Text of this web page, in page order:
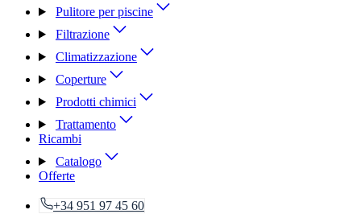
Pulitore per piscine
Filtrazione
Climatizzazione
Coperture
Prodotti chimici
Trattamento
Ricambi
Catalogo
Offerte
+34 951 97 45 60